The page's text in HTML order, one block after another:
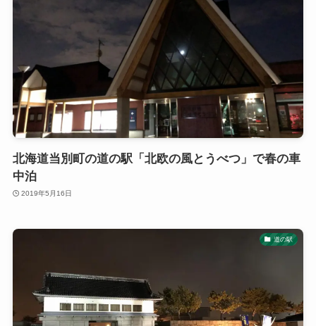
北海道当別町の道の駅「北欧の風とうべつ」で春の車
中泊
2019年5月16日
道の駅